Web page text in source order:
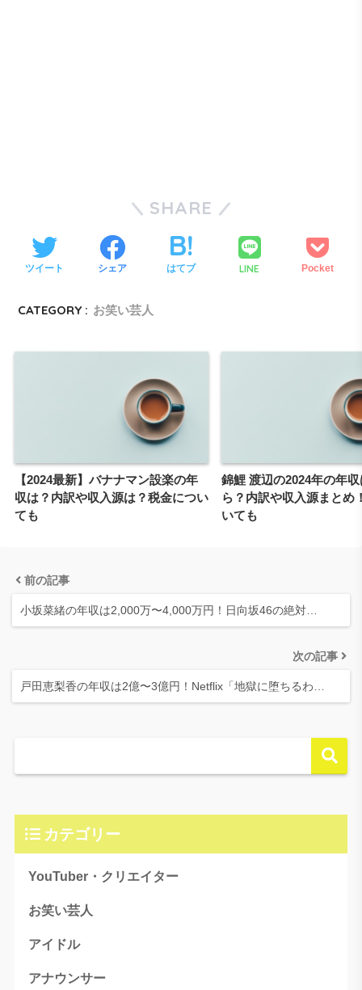
SHARE
ツイート シェア はてブ LINE Pocket
CATEGORY : お笑い芸人
【2024最新】バナナマン設楽の年
収は？内訳や収入源は？税金につい
ても
錦鯉 渡辺の2024年の年
ら？内訳や収入源まとめ
いても
前の記事
小坂菜緒の年収は2,000万〜4,000万円！日向坂46の絶対…
次の記事
戸田恵梨香の年収は2億〜3億円！Netflix「地獄に堕ちるわ…
カテゴリー
YouTuber・クリエイター
お笑い芸人
アイドル
アナウンサー